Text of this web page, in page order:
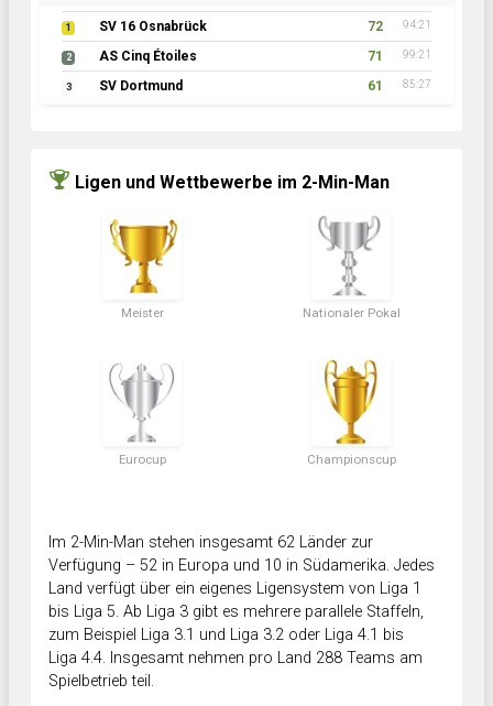
1 SV 16 Osnabrück 72 94:21
2 AS Cinq Étoiles 71 99:21
3 SV Dortmund 61 85:27
Ligen und Wettbewerbe im 2-Min-Man
Meister Nationaler Pokal
Eurocup Championscup
Im 2-Min-Man stehen insgesamt 62 Länder zur
Verfügung – 52 in Europa und 10 in Südamerika. Jedes
Land verfügt über ein eigenes Ligensystem von Liga 1
bis Liga 5. Ab Liga 3 gibt es mehrere parallele Staffeln,
zum Beispiel Liga 3.1 und Liga 3.2 oder Liga 4.1 bis
Liga 4.4. Insgesamt nehmen pro Land 288 Teams am
Spielbetrieb teil.